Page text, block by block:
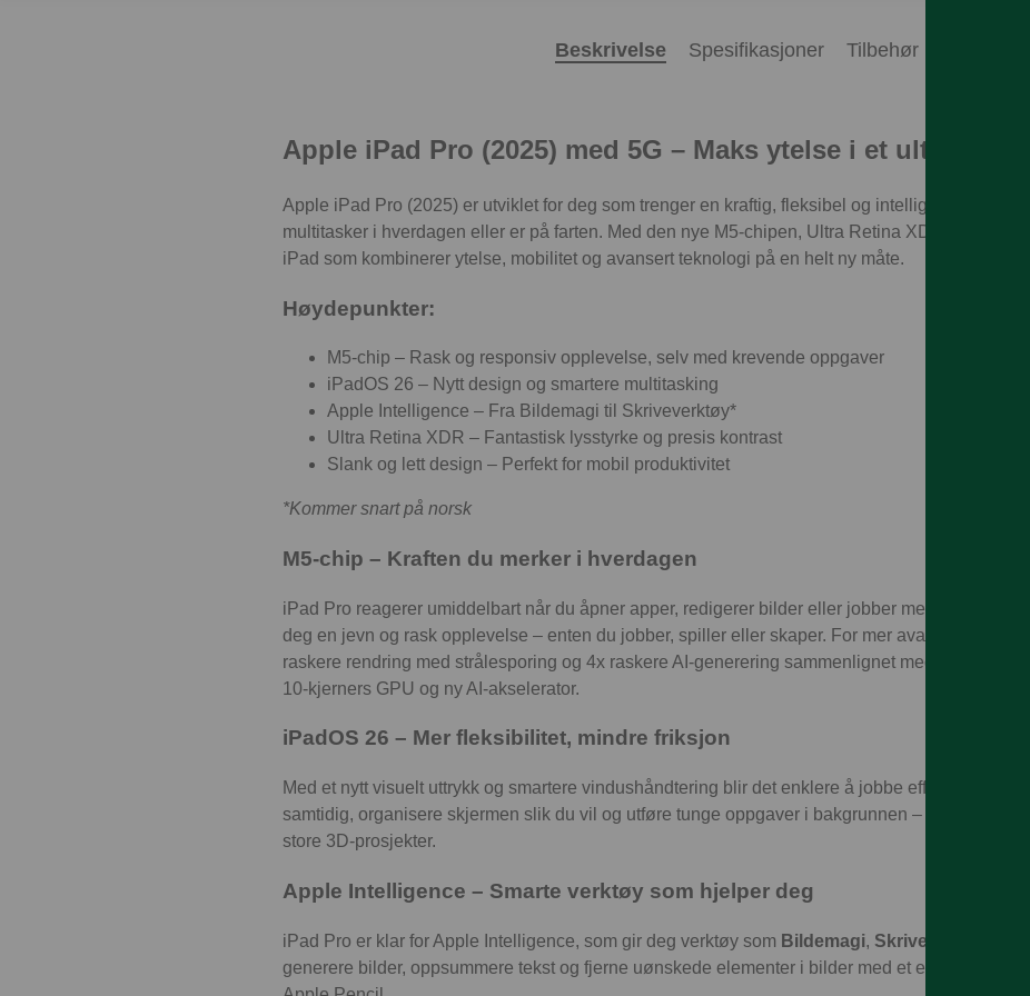
Beskrivelse Spesifikasjoner Tilbehør
Apple iPad Pro (2025) med 5G – Maks ytelse i et ultratynt
Apple iPad Pro (2025) er utviklet for deg som trenger en kraftig, fleksibel og intelligent enhet –
multitasker i hverdagen eller er på farten. Med den nye M5-chipen, Ultra Retina XDR-skjerm og
iPad som kombinerer ytelse, mobilitet og avansert teknologi på en helt ny måte.
Høydepunkter:
M5-chip – Rask og responsiv opplevelse, selv med krevende oppgaver
iPadOS 26 – Nytt design og smartere multitasking
Apple Intelligence – Fra Bildemagi til Skriveverktøy*
Ultra Retina XDR – Fantastisk lysstyrke og presis kontrast
Slank og lett design – Perfekt for mobil produktivitet
*Kommer snart på norsk
M5-chip – Kraften du merker i hverdagen
iPad Pro reagerer umiddelbart når du åpner apper, redigerer bilder eller jobber med store filer.
deg en jevn og rask opplevelse – enten du jobber, spiller eller skaper. For mer avanserte behov
raskere rendring med strålesporing og 4x raskere AI-generering sammenlignet med tidligere
10-kjerners GPU og ny AI-akselerator.
iPadOS 26 – Mer fleksibilitet, mindre friksjon
Med et nytt visuelt uttrykk og smartere vindushåndtering blir det enklere å jobbe effektivt. Du
samtidig, organisere skjermen slik du vil og utføre tunge oppgaver i bakgrunnen – som
store 3D-prosjekter.
Apple Intelligence – Smarte verktøy som hjelper deg
iPad Pro er klar for Apple Intelligence, som gir deg verktøy som Bildemagi, Skriveverktøy
generere bilder, oppsummere tekst og fjerne uønskede elementer i bilder med et enkelt trykk –